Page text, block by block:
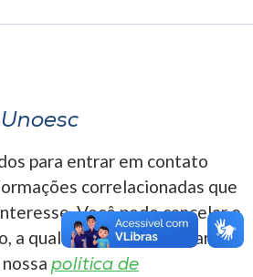
para entrar em contato
correlacionadas que
Você pode cancelar o
a qualquer momento. Para
política de